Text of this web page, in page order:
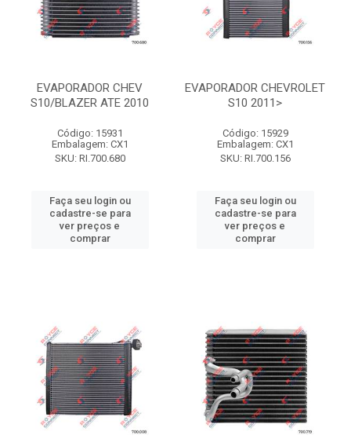
EVAPORADOR CHEV
S10/BLAZER ATE 2010
Código: 15931
Embalagem: CX1
SKU: RI.700.680
Faça seu login ou
cadastre-se para
ver preços e
comprar
EVAPORADOR CHEVROLET
S10 2011>
Código: 15929
Embalagem: CX1
SKU: RI.700.156
Faça seu login ou
cadastre-se para
ver preços e
comprar